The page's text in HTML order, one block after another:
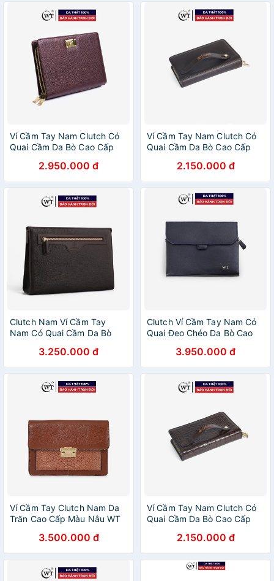
Ví Cầm Tay Nam Clutch Có
Quai Cầm Da Bò Cao Cấp
Leather 0775.1, 0775.2
2.950.000 đ
Ví Cầm Tay Nam Clutch Có
Quai Cầm Da Bò Cao Cấp
Leather 0937.1, 0937.2
2.150.000 đ
Clutch Nam Ví Cầm Tay
Nam Có Quai Cầm Da Bò
Đen, Màu Xanh Navy WT
Leather 070081101
3.250.000 đ
Clutch Ví Cầm Tay Nam Có
Quai Đeo Chéo Da Bò Cao
Xanh Lá WT Leather
070101107, 070101104
3.950.000 đ
Ví Cầm Tay Clutch Nam Da
Trăn Cao Cấp Màu Nâu WT
3.500.000 đ
Ví Cầm Tay Nam Clutch Có
Quai Cầm Da Bò Cao Cấp
Leather 093701, 093702
2.150.000 đ